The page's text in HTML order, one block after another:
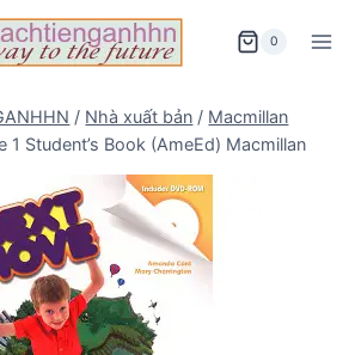
0
/ Nhà xuất bản / Macmillan
1 Student’s Book (AmeEd) Macmillan